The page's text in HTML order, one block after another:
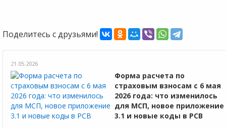
Поделитесь с друзьями!
21.05.2026
Форма расчета по
страховым взносам с 6 мая
2026 года: что изменилось
для МСП, новое приложение
3.1 и новые коды в РСВ